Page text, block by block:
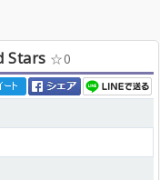
Stars 0